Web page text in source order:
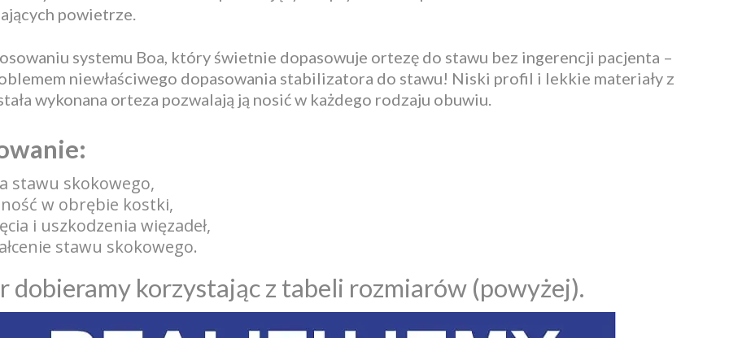
powietrze.
systemu Boa, który świetnie dopasowuje ortezę do stawu bez ingerencji pacjenta –
niewłaściwego dopasowania stabilizatora do stawu! Niski profil i lekkie materiały z
wykonana orteza pozwalają ją nosić w każdego rodzaju obuwiu.
stawu skokowego,
w obrębie kostki,
i uszkodzenia więzadeł,
stawu skokowego.
dobieramy korzystając z tabeli rozmiarów (powyżej).